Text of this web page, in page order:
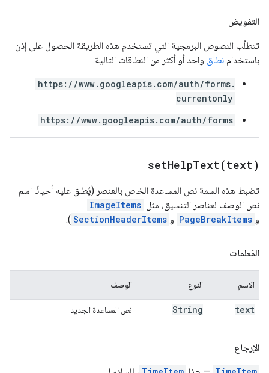
التفويض
تتطلّب النصوص البرمجية التي تستخدم هذه الطريقة الحصول على إذن
باستخدام نطاق واحد أو أكثر من النطاقات التالية:
https://www.googleapis.com/auth/forms.
currentonly
https://www.googleapis.com/auth/forms
setHelpText(text)
تضبط هذه السمة نص المساعدة الخاص بالعنصر (يُطلق عليه أحيانًا اسم
نص الوصف لعناصر التنسيق، مثل ImageItems
و PageBreakItems و SectionHeaderItems
).
المَعلمات
الاسم النوع الوصف
text
String نص المساعدة الجديد
الإرجاع